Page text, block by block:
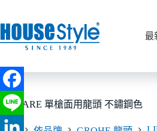
至
主
內
容
最
LINEARE 單槍面用龍頭 不鏽鋼色